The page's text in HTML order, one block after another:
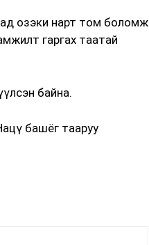
озэки нарт том боломж
гаргах таатай
байна.
башёг тааруу